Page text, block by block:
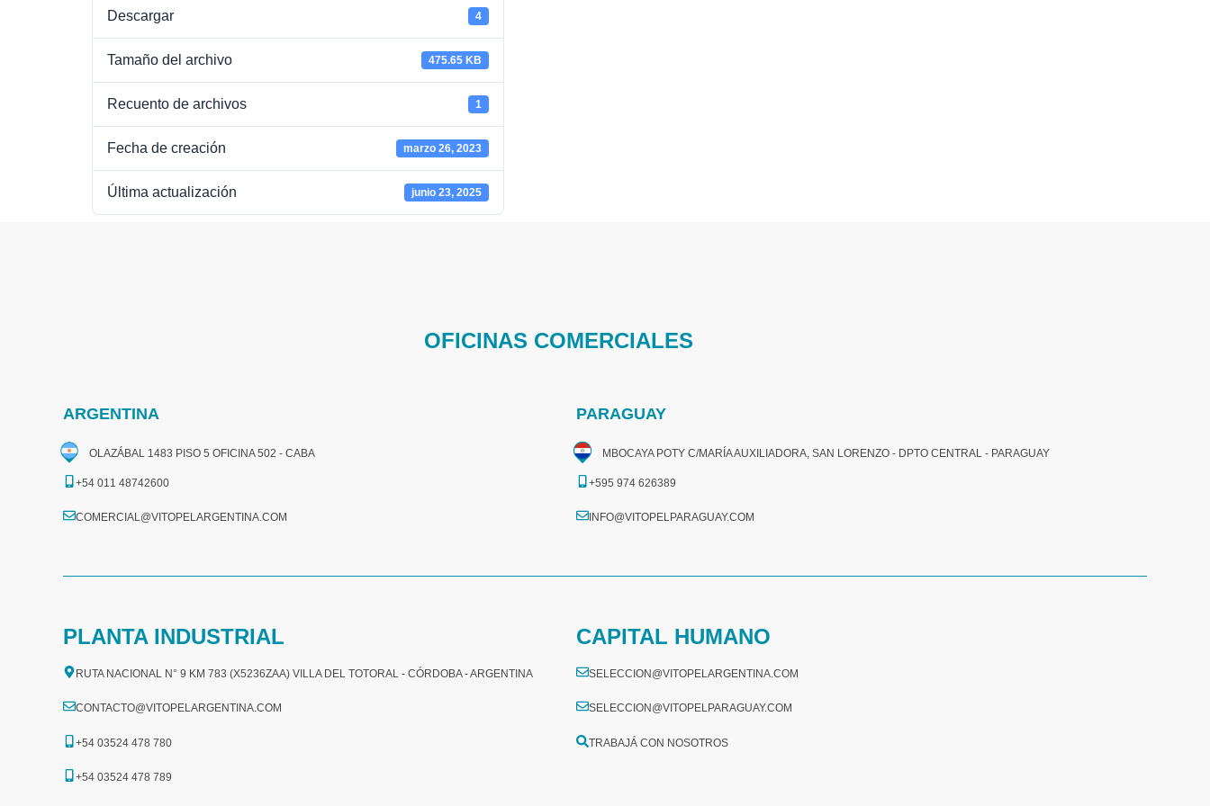
Descargar 4
Tamaño del archivo 475.65 KB
Recuento de archivos 1
Fecha de creación marzo 26, 2023
Última actualización junio 23, 2025
OFICINAS COMERCIALES
ARGENTINA
OLAZÁBAL 1483 PISO 5 OFICINA 502 - CABA
+54 011 48742600​
COMERCIAL@VITOPELARGENTINA.COM​
PARAGUAY
MBOCAYA POTY C/MARÍA AUXILIADORA, SAN LORENZO - DPTO CENTRAL - PARAGUAY
+595 974 626389
INFO@VITOPELPARAGUAY.COM
PLANTA INDUSTRIAL
RUTA NACIONAL N° 9 KM 783 (X5236ZAA) VILLA DEL TOTORAL - CÓRDOBA - ARGENTINA
CONTACTO@VITOPELARGENTINA.COM
+54 03524 478 780​
+54 03524 478 789​
CAPITAL HUMANO
SELECCION@VITOPELARGENTINA.COM
SELECCION@VITOPELPARAGUAY.COM
TRABAJÁ CON NOSOTROS